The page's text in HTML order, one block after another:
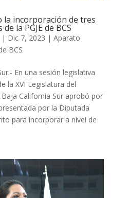
la incorporación de tres
la PGJE de BCS
| Dic 7, 2023 | Aparato
BCS
En una sesión legislativa
la XVI Legislatura del
California Sur aprobó por
por la Diputada
para incorporar a nivel de